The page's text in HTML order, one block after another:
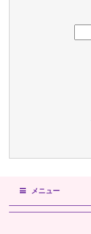
メニュー